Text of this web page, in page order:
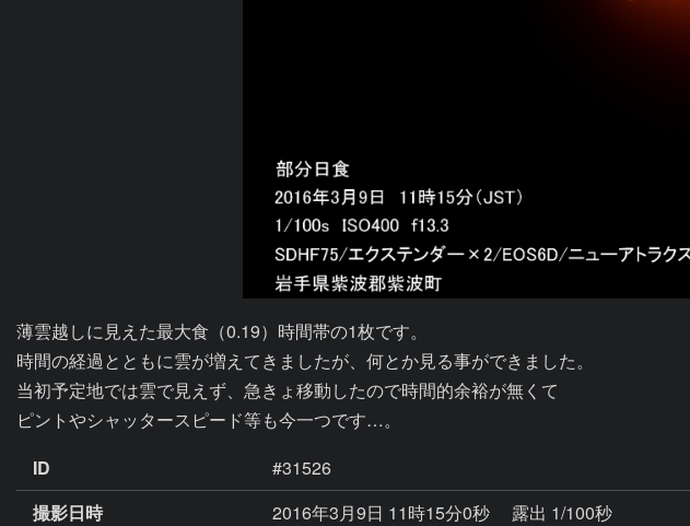
薄雲越しに見えた最大食（0.19）時間帯の1枚です。
時間の経過とともに雲が増えてきましたが、何とか見る事ができました。
当初予定地では雲で見えず、急きょ移動したので時間的余裕が無くて
ピントやシャッタースピード等も今一つです…。
ID
#31526
撮影日時
2016年3月9日 11時15分0秒
露出 1/100秒